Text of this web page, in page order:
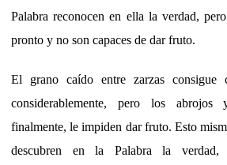
Palabra reconocen en ella la verdad,
pronto y no son capaces de dar fruto.
El grano caído entre zarzas consigue
considerablemente, pero los
finalmente, le impiden dar fruto. Esto
descubren en la Palabra la